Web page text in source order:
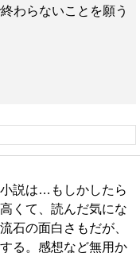
わらないことを願う
説は…もしかしたら
くて、読んだ気にな
の面白さもだが、
る。感想など無用か